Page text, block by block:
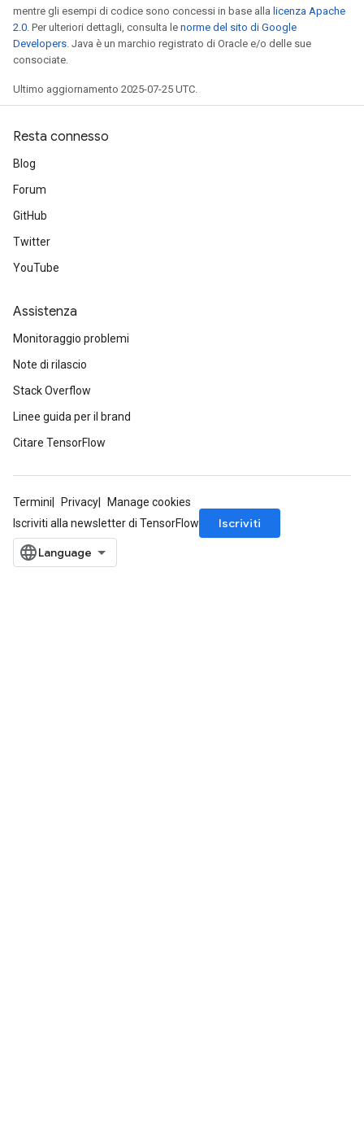
mentre gli esempi di codice sono concessi in base alla licenza Apache
2.0 . Per ulteriori dettagli, consulta le norme del sito di Google
Developers . Java è un marchio registrato di Oracle e/o delle sue
consociate.
Ultimo aggiornamento 2025-07-25 UTC.
Resta connesso
Blog
Forum
GitHub
Twitter
YouTube
Assistenza
Monitoraggio problemi
Note di rilascio
Stack Overflow
Linee guida per il brand
Citare TensorFlow
Termini Privacy
Manage cookies
Iscriviti alla newsletter di TensorFlow
Iscriviti